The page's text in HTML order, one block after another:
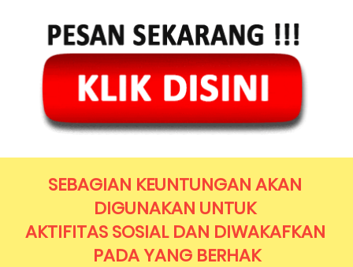
SEBAGIAN KEUNTUNGAN AKAN
DIGUNAKAN UNTUK
AKTIFITAS SOSIAL DAN DIWAKAFKAN
PADA YANG BERHAK